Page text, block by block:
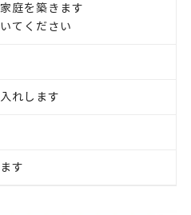
庭を築きます
てください
れします
す